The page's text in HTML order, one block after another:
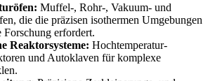
Muffel-, Rohr-, Vakuum- und
die die präzisen isothermen Umgebungen
erfordert.
Reaktorsysteme: Hochtemperatur-
und Autoklaven für komplexe